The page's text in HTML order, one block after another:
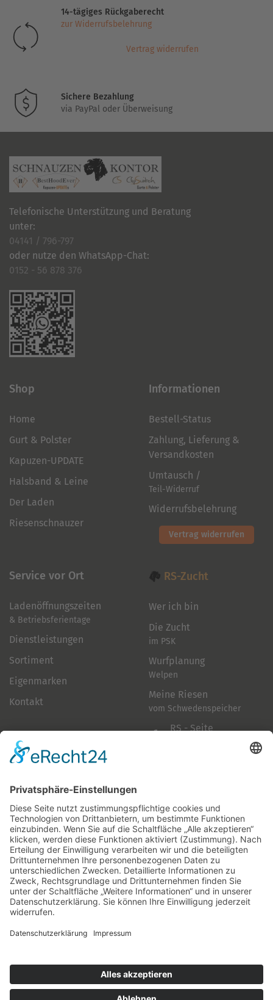
können
auf
14-tägiges Rückgaberecht
zur Widerrufsbelehrung
Vertrag widerrufen
Sichere Bezahlung
via PayPal oder Überweisung
Telefonische Unterstützung und Beratung
unter:
04141 / 796-797
oder nutze den WhatsApp-Chat:
0152 - 56 878 376
Shop
Home
Gurt & Polster
Kapuzen-UPDATE
Halsband & Leine
Der Laden
Riesenschnauzer
Informationen
Bestell-Status
Zahlung, Lieferung &
Versandkosten
Umtausch /
Teil-Widerruf
Widerrufsbelehrung
Vertrag widerrufen
Service vor Ort
Ladenöffnungszeiten
& Betriebsferientage
Dienstleistungen
Sortiment
Eigenmarken
Kontakt
RS-Zucht
Wer ich bin
Die Zucht
im PSK
Wurfplanung
Welpen
Meine Riesen
vom Schwedenspeicher
RS - Seite
Folge mir
Zahlungsarten
& Vorab-Überweisung
Alle Preise inkl. gesetzl. Mehrwertsteuer zzgl.
Datenschutzerklärung